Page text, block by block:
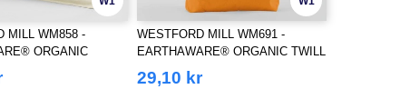
MILL WM858 -
ORGANIC
WESTFORD MILL WM691 -
EARTHAWARE® ORGANIC TWILL
TOTE
29,10 kr